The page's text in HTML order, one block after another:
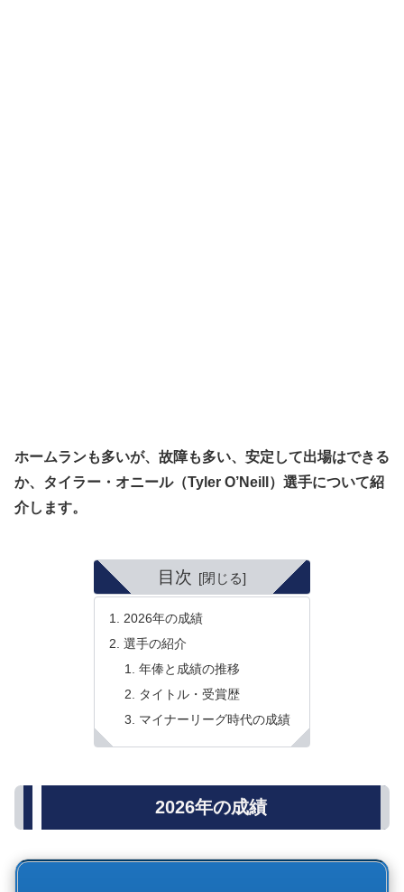
ホームランも多いが、故障も多い、安定して出場はできる
か、タイラー・オニール（Tyler O’Neill）選手について紹
介します。
目次
2026年の成績
選手の紹介
年俸と成績の推移
タイトル・受賞歴
マイナーリーグ時代の成績
2026年の成績